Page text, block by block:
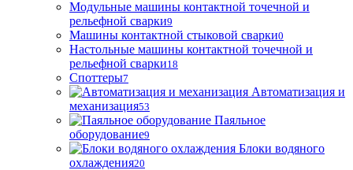
Модульные машины контактной точечной и
рельефной сварки9
Машины контактной стыковой сварки0
Настольные машины контактной точечной и
рельефной сварки18
Споттеры7
Автоматизация и
механизация53
Паяльное
оборудование9
Блоки водяного
охлаждения20